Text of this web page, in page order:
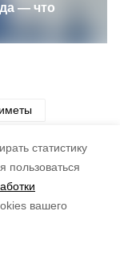
статистику
пользоваться
вашего
— что